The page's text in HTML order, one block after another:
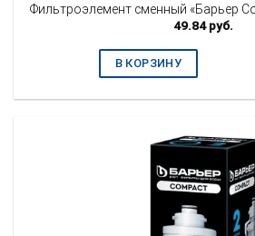
Фильтроэлемент сменный «Барьер
49.84руб.
В КОРЗИНУ